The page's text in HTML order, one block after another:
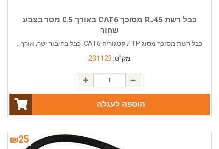
כבל רשת RJ45 מסוכך CAT6 באורך 0.5 מטר בצבע
שחור
כבל רשת מסוכך מסוג FTP, קטגוריה CAT6. כבל בחיבור ישר, אורך...
מק"ט: 231123
הוספה לעגלה
₪25